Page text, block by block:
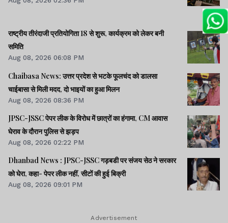
राष्ट्रीय तीरंदाजी प्रतियोगिता 18 से शुरू, कार्यक्रम को लेकर बनी
समिति
Aug 08, 2026 06:08 PM
Chaibasa News: उत्तर प्रदेश से भटके फूलचंद को डालसा
चाईबासा से मिली मदद, दो भाइयों का हुआ मिलन
Aug 08, 2026 08:36 PM
JPSC-JSSC पेपर लीक के विरोध में छात्रों का हंगामा, CM आवास
घेराव के दौरान पुलिस से झड़प
Aug 08, 2026 02:22 PM
Dhanbad News : JPSC-JSSC गड़बडी पर संजय सेठ ने सरकार
को घेरा, कहा- पेपर लीक नहीं, सीटों की हुई बिक्री
Aug 08, 2026 09:01 PM
Advertisement